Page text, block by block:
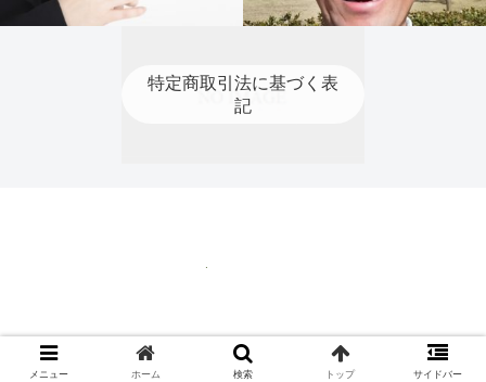
特定商取引法に基づく表
記
© 2020 ティーチングプロ 野山 佳治.
メニュー ホーム 検索 トップ サイドバー